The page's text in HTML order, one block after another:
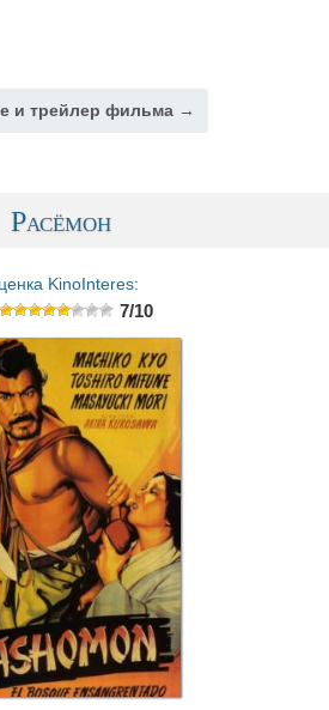
и трейлер фильма →
Расёмон
KinoInteres:
7/10